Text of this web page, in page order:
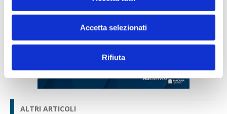
Accetta selezionati
Rifiuta
ALTRI ARTICOLI